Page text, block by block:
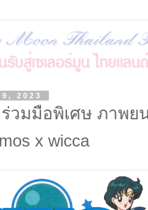
2023
วมมือพิเศษ ภาพย
x wicca